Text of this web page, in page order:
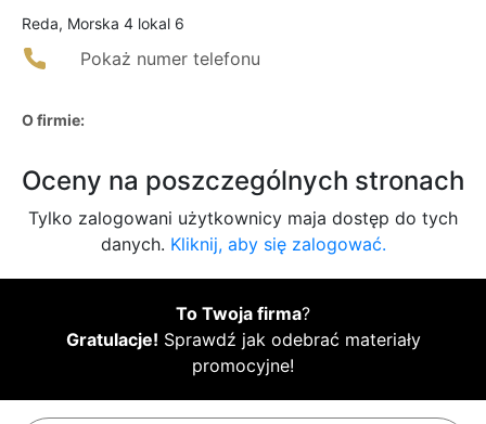
Reda, Morska 4 lokal 6
Pokaż numer telefonu
O firmie:
Oceny na poszczególnych stronach
Tylko zalogowani użytkownicy maja dostęp do tych
danych. Kliknij, aby się zalogować.
To Twoja firma?
Gratulacje! Sprawdź jak odebrać materiały
promocyjne!